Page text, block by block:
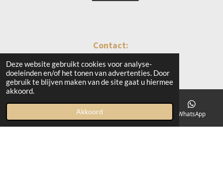
Deze website gebruikt cookies voor analyse-
doeleinden en/of het tonen van advertenties. Door
gebruik te blijven maken van de site gaat u hiermee
akkoord.
Akkoord
Contact:
info@bronckhorsterbeef.nl
Everhardinkweg 2 - Zelhem
Openingstijden:
Vrijdag 13:00 - 17:00 uur
Kaart WhatsApp